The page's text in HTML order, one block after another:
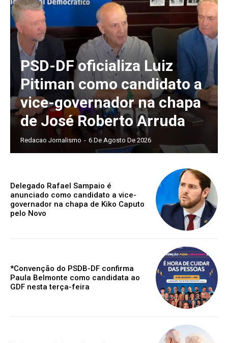
PSD-DF oficializa Luiz
Pitiman como candidato a
vice-governador na chapa
de José Roberto Arruda
Redacao Jornalismo - 6 De Agosto De 2026
Delegado Rafael Sampaio é
anunciado como candidato a vice-
governador na chapa de Kiko Caputo
pelo Novo
*Convenção do PSDB-DF confirma
Paula Belmonte como candidata ao
GDF nesta terça-feira